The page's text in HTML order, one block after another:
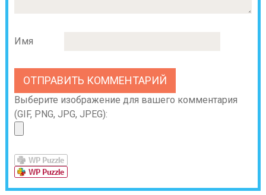
Имя
Выберите изображение для вашего комментария
(GIF, PNG, JPG, JPEG):